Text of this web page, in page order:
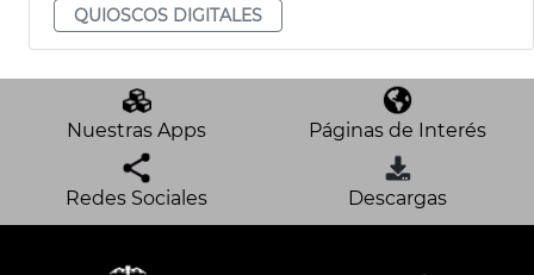
QUIOSCOS DIGITALES
Nuestras Apps Páginas de Interés
Redes Sociales Descargas